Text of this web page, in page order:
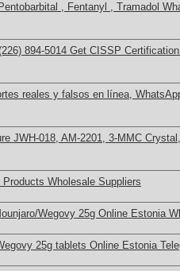
, Fentanyl , Tramadol
894-5014​ Get CISSP
reales y falsos en línea,
JWH-018, AM-2201, 3-MMC
Wholesale Suppliers
Wegovy 25g Online Estonia
25g tablets Online Estonia